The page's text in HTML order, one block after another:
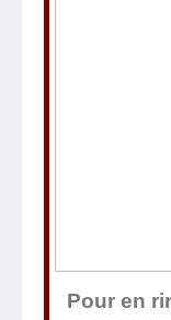
Pour en